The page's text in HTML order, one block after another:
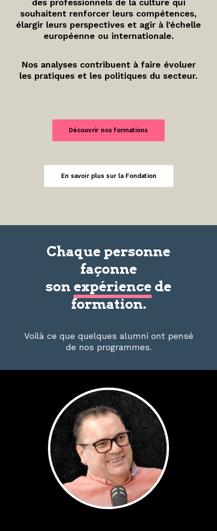
des professionnels de la culture qui
souhaitent renforcer leurs compétences,
élargir leurs perspectives et agir à l’échelle
européenne ou internationale.
Nos analyses contribuent à faire évoluer
les pratiques et les politiques du secteur.
Découvrir nos formations
En savoir plus sur la Fondation
Chaque personne
façonne
son expérience de
formation.
Voilà ce que quelques alumni ont pensé
de nos programmes.